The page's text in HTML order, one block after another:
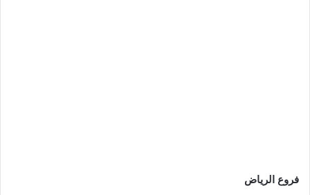
فروع الرياض